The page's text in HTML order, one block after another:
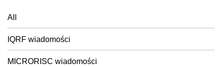
All
IQRF wiadomości
MICRORISC wiadomości